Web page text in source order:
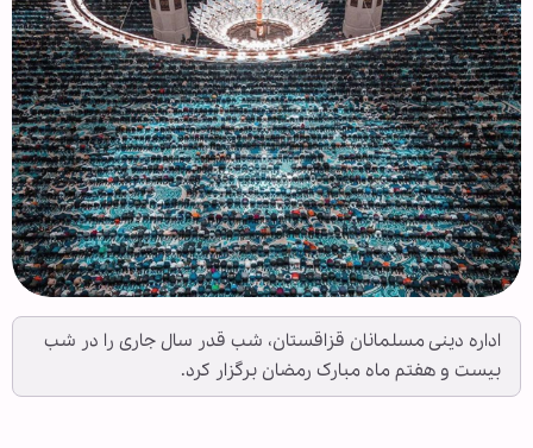
اداره دینی مسلمانان قزاقستان، شب قدر سال جاری را در شب‌
بیست و هفتم ماه مبارک رمضان برگزار کرد.